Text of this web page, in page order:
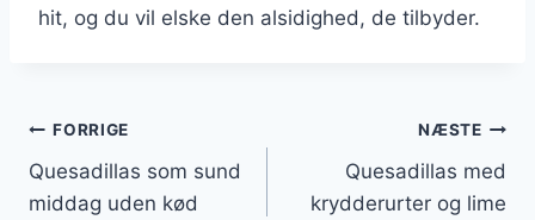
hit, og du vil elske den alsidighed, de tilbyder.
Indlægsnavigation
FORRIGE
Quesadillas som sund
middag uden kød
NÆSTE
Quesadillas med
krydderurter og lime